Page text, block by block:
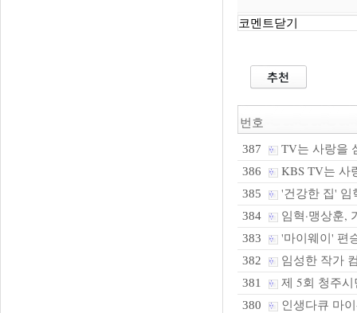
코멘트닫기
번호
387 TV는 사랑을
386 KBS TV는 사
385 '건강한 집' 임
384 임혁·맹상훈,
383 '마이웨이' 편
382 임성한 작가
381 제 5회 청주
380 인생다큐 마